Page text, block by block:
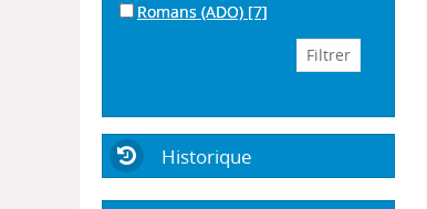
Romans (ADO) [7]
Historique